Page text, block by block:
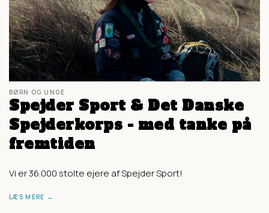
BØRN OG UNGE
Spejder Sport & Det Danske
Spejderkorps - med tanke på
fremtiden
Vi er 36.000 stolte ejere af Spejder Sport!
LÆS MERE